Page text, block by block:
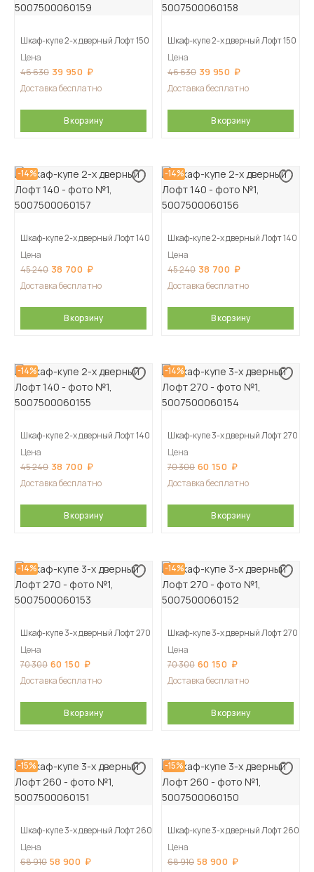
Шкаф-купе 2-х дверный Лофт 150
Цена
46 630 39 950
Доставка бесплатно
В корзину
Шкаф-купе 2-х дверный Лофт 150
Цена
46 630 39 950
Доставка бесплатно
В корзину
-14%
Шкаф-купе 2-х дверный Лофт 140
Цена
45 240 38 700
Доставка бесплатно
В корзину
-14%
Шкаф-купе 2-х дверный Лофт 140
Цена
45 240 38 700
Доставка бесплатно
В корзину
-14%
Шкаф-купе 2-х дверный Лофт 140
Цена
45 240 38 700
Доставка бесплатно
В корзину
-14%
Шкаф-купе 3-х дверный Лофт 270
Цена
70 300 60 150
Доставка бесплатно
В корзину
-14%
Шкаф-купе 3-х дверный Лофт 270
Цена
70 300 60 150
Доставка бесплатно
В корзину
-14%
Шкаф-купе 3-х дверный Лофт 270
Цена
70 300 60 150
Доставка бесплатно
В корзину
-15%
Шкаф-купе 3-х дверный Лофт 260
Цена
68 910 58 900
-15%
Шкаф-купе 3-х дверный Лофт 260
Цена
68 910 58 900